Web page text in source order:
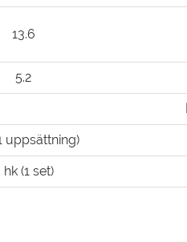
13.6
5.2
uppsättning)
hk (1 set)